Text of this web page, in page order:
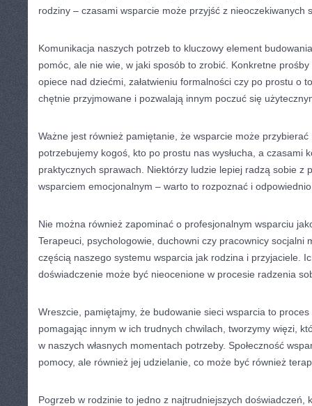
rodziny – czasami wsparcie może przyjść z nieoczekiwanych
Komunikacja naszych potrzeb to kluczowy element
pomóc, ale nie wie, w jaki sposób to zrobić. Konkretne
opiece nad dziećmi, załatwieniu formalności czy po prostu o
chętnie przyjmowane i pozwalają innym poczuć się
Ważne jest również pamiętanie, że wsparcie może
potrzebujemy kogoś, kto po prostu nas wysłucha, a czasami
praktycznych sprawach. Niektórzy ludzie lepiej radzą sobie z
wsparciem emocjonalnym – warto to rozpoznać i
Nie można również zapominać o profesjonalnym wsparciu
Terapeuci, psychologowie, duchowni czy pracownicy socjalni
częścią naszego systemu wsparcia jak rodzina i przyjaciele.
doświadczenie może być nieocenione w procesie radzenia
Wreszcie, pamiętajmy, że budowanie sieci wsparcia to
pomagając innym w ich trudnych chwilach, tworzymy więzi,
w naszych własnych momentach potrzeby. Społeczność
pomocy, ale również jej udzielanie, co może być również
Pogrzeb w rodzinie to jedno z najtrudniejszych doświadczeń,